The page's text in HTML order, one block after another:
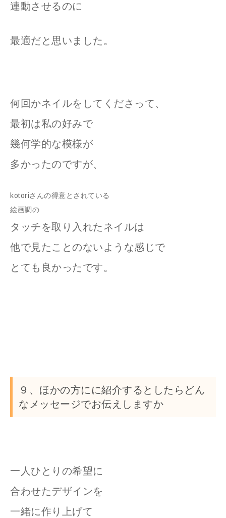
連動させるのに
最適だと思いました。
何回かネイルをしてくださって、
最初は私の好みで
幾何学的な模様が
多かったのですが、
kotoriさんの得意とされている
絵画調の
タッチを取り入れたネイルは
他で見たことのないような感じで
とても良かったです。
９、ほかの方にに紹介するとしたらどん
なメッセージでお伝えしますか
一人ひとりの希望に
合わせたデザインを
一緒に作り上げて